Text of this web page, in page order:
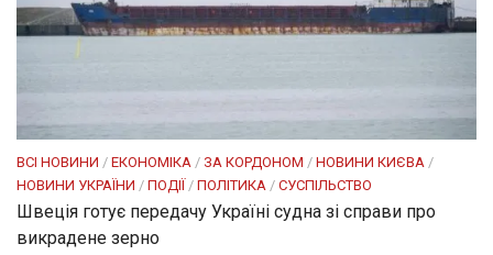
ВСІ НОВИНИ / ЕКОНОМІКА / ЗА КОРДОНОМ / НОВИНИ КИЄВА /
НОВИНИ УКРАЇНИ / ПОДІЇ/ ПОЛІТИКА / СУСПІЛЬСТВО
Швеція готує передачу Україні судна зі справи про
викрадене зерно